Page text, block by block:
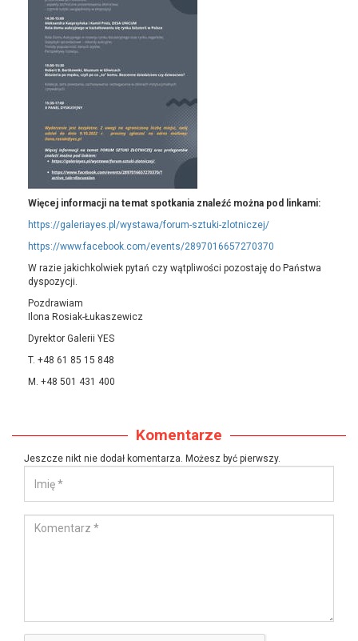
Więcej informacji na temat spotkania znaleźć można pod linkami:
https://galeriayes.pl/wystawa/forum-sztuki-zlotniczej/
https://www.facebook.com/events/2897016657270370
W razie jakichkolwiek pytań czy wątpliwości pozostaję do Państwa
dyspozycji.
Pozdrawiam
Ilona Rosiak-Łukaszewicz
Dyrektor Galerii YES
T. +48 61 85 15 848
M. +48 501 431 400
Komentarze
Jeszcze nikt nie dodał komentarza. Możesz być pierwszy.